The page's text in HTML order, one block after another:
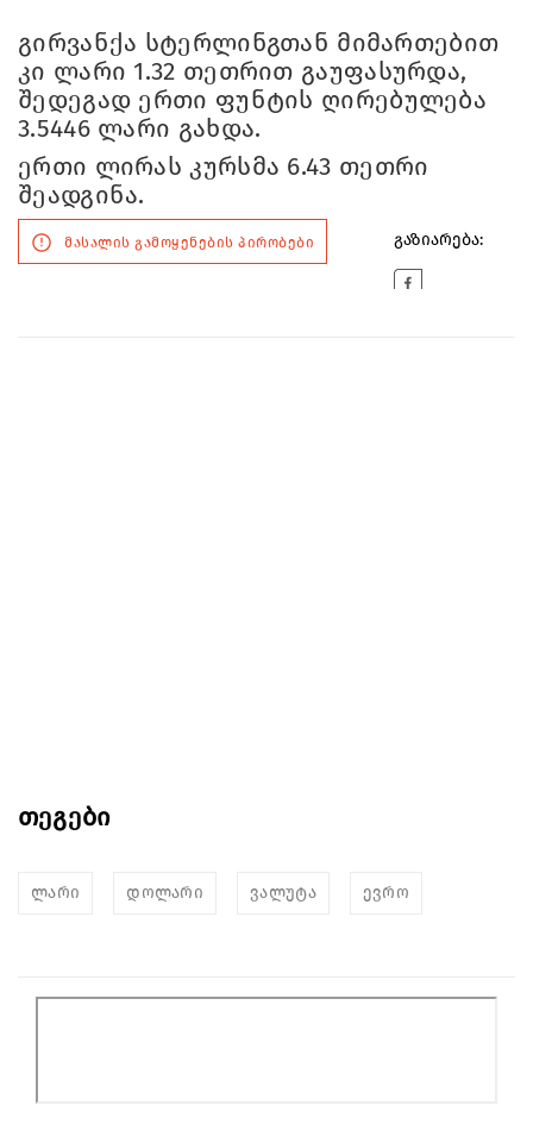
გირვანქა სტერლინგთან მიმართებით
კი ლარი 1.32 თეთრით გაუფასურდა,
შედეგად ერთი ფუნტის ღირებულება
3.5446 ლარი გახდა.
ერთი ლირას კურსმა 6.43 თეთრი
შეადგინა.
მასალის გამოყენების პირობები გაზიარება:
თეგები
ლარი დოლარი ვალუტა ევრო